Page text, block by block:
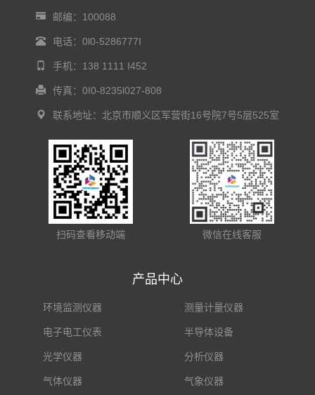
邮编：100088
电话：0l0-5286777I
手机：138 1111 I452
传真：0I0-8235l027-808
联系地址：北京市顺义区军营街16号院7号5层525室
扫码查看移动端 微信在线客服
产品中心
环境监测仪器 测量计量仪器
电子电工仪表 半导体设备
光学仪器 分析仪器
气体仪器 气象仪器